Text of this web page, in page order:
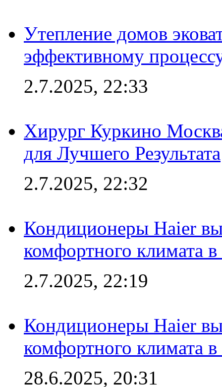
Утепление домов
эффективному
2.7.2025, 22:33
Хирург Куркино
для Лучшего Результата
2.7.2025, 22:32
Кондиционеры Haier
комфортного климата
2.7.2025, 22:19
Кондиционеры Haier
комфортного климата
28.6.2025, 20:31